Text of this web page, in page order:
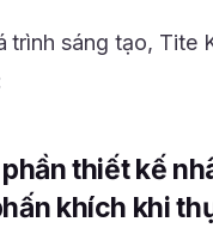
trình sáng tạo, Tite
thiết kế
khích khi